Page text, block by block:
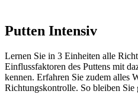
Putten Intensiv
Lernen Sie in 3 Einheiten alle
Einflussfaktoren des Puttens mit
kennen. Erfahren Sie zudem alles
Richtungskontrolle. So bleiben Sie